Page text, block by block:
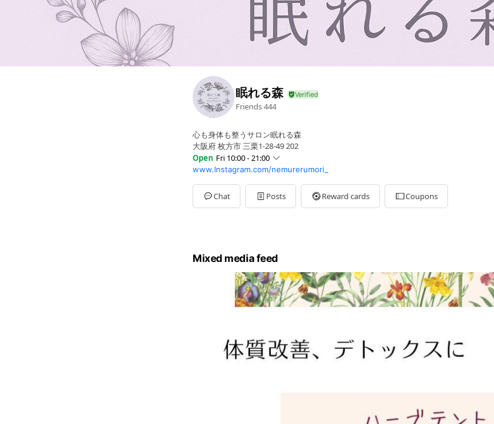
眠れる森
Friends444
心も身体も整うサロン眠れる森
大阪府 枚方市 三栗1-28-49 202
Open Fri 10:00 - 21:00
Sun10:00 - 19:30
Mon10:00 - 19:30
Tue10:00 - 19:30
Wed10:00 - 19:30
www.Instagram.com/nemurerumori_
Chat Posts Reward cards Coupons
Mixed media feed